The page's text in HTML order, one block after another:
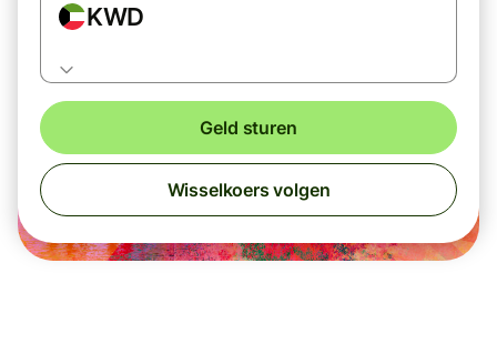
KWD
Geld sturen
Wisselkoers volgen